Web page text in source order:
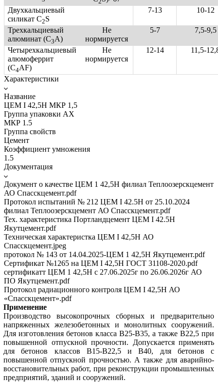
Двухкальциевый
силикат C2S
7-13 10-12
Трехкальциевый
алюминат (C3A)
Не
нормируется
5-7 7,5-9,5
Четырехкальциевый
алюмоферрит
(C4AF)
Не
нормируется
12-14 11,5-
Характеристики
Название
ЦЕМ I 42,5Н МКР 1,5
Группа упаковки AX
МКР 1.5
Группа свойств
Цемент
Коэффициент умножения
1.5
Документация
Документ о качестве ЦЕМ 1 42,5Н филиал Теплоозерскцемент
АО Спасскцемент.pdf
Протокол испытаний № 212 ЦЕМ I 42.5Н от 25.10.2024
филиал Теплоозерскцемент АО Спасскцемент.pdf
Тех. характеристика Портландцемент ЦЕМ I 42.5Н
Якутцемент.pdf
Техническая характеристка ЦЕМ I 42,5Н АО
Спасскцемент.jpeg
протокол № 143 от 14.04.2025-ЦЕМ 1 42,5Н Якутцемент.pdf
Сертификат №1265 на ЦЕМ I 42,5Н ГОСТ 31108-2020.pdf
сертификатт ЦЕМ 1 42,5Н с 27.06.2025г по 26.06.2026г АО
ПО Якутцемент.pdf
Протокол радиационного контроля ЦЕМ I 42,5Н АО
«Спасскцемент».pdf
Применение
Производство высокопрочных сборных и предварительно
напряженных железобетонных и монолитных сооружений.
Для изготовления бетонов класса В25-В35, а также В22,5 при
повышенной отпускной прочности. Допускается применять
для бетонов классов В15-В22,5 и В40, для бетонов с
повышенной отпускной прочностью. А также для аварийно-
восстановительных работ, при реконструкции промышленных
предприятий, зданий и сооружений.